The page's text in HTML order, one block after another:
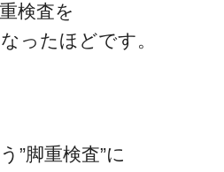
検査を
ったほどです。
”脚重検査”に